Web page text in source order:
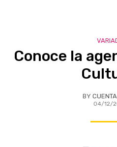
Conoce la
BY
04/12/